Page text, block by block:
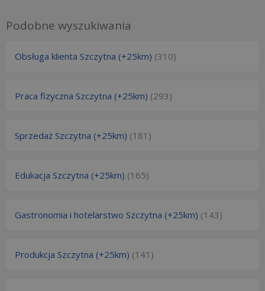
Podobne wyszukiwania
Obsługa klienta Szczytna (+25km) (310)
Praca fizyczna Szczytna (+25km) (293)
Sprzedaż Szczytna (+25km) (181)
Edukacja Szczytna (+25km) (165)
Gastronomia i hotelarstwo Szczytna (+25km) (143)
Produkcja Szczytna (+25km) (141)